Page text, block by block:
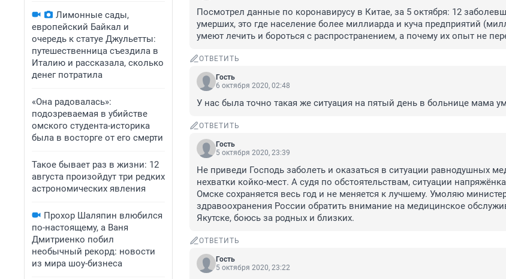
Лимонные сады,
европейский Байкал и
очередь к статуе Джульетты:
путешественница съездила в
Италию и рассказала, сколько
денег потратила
«Она радовалась»:
подозреваемая в убийстве
омского студента-историка
была в восторге от его смерти
Такое бывает раз в жизни: 12
августа произойдут три редких
астрономических явления
Прохор Шаляпин влюбился
по-настоящему, а Ваня
Дмитриенко побил
необычный рекорд: новости
из мира шоу-бизнеса
Посмотрел данные по коронавирусу в Китае, за 5 октября: 12
умерших, это где население более миллиарда и куча предприятий
умеют лечить и бороться с распространением, а почему их опыт не
ОТВЕТИТЬ
Гость
6 октября 2020, 02:48
У нас была точно такая же ситуация на пятый день в больнице мама
ОТВЕТИТЬ
Гость
5 октября 2020, 23:39
Не приведи Господь заболеть и оказаться в ситуации равнодушных
нехватки койко-мест. А судя по обстоятельствам, ситуации
Омске сохраняется весь год и не меняется к лучшему. Умоляю
здравоохранения России обратить внимание на медицинское
Якутске, боюсь за родных и близких.
ОТВЕТИТЬ
Гость
5 октября 2020, 23:22